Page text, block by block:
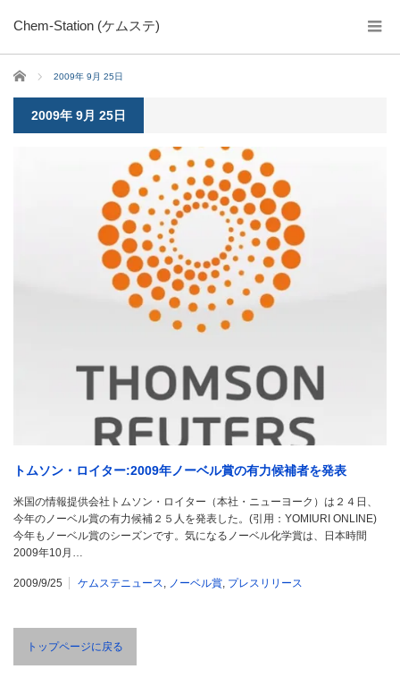
Chem-Station (ケムステ)
ホーム 2009年 9月 25日
2009年 9月 25日
トムソン・ロイター:2009年ノーベル賞の有力候補者を発表
米国の情報提供会社トムソン・ロイター（本社・ニューヨーク）は２４日、
今年のノーベル賞の有力候補２５人を発表した。(引用：YOMIURI ONLINE)
今年もノーベル賞のシーズンです。気になるノーベル化学賞は、日本時間
2009年10月…
2009/9/25 ケムステニュース, ノーベル賞, プレスリリース
トップページに戻る